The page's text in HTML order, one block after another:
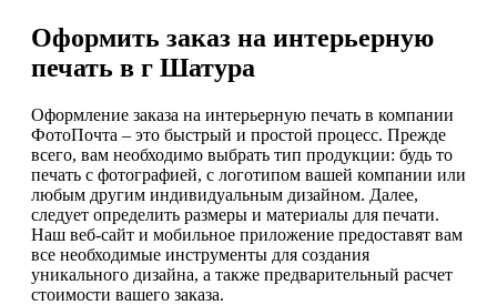
Оформить заказ на интерьерную
печать в г Шатура
Оформление заказа на интерьерную печать в компании
ФотоПочта – это быстрый и простой процесс. Прежде
всего, вам необходимо выбрать тип продукции: будь то
печать с фотографией, с логотипом вашей компании или
любым другим индивидуальным дизайном. Далее,
следует определить размеры и материалы для печати.
Наш веб-сайт и мобильное приложение предоставят вам
все необходимые инструменты для создания
уникального дизайна, а также предварительный расчет
стоимости вашего заказа.